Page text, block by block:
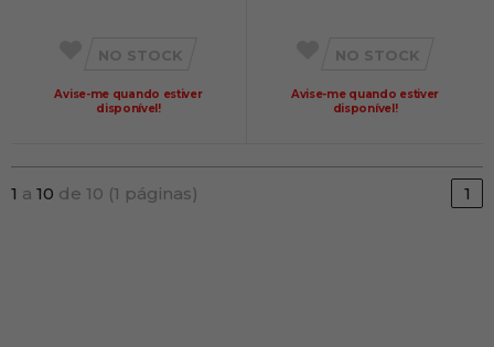
NO STOCK
Avise-me quando estiver
disponível!
NO STOCK
Avise-me quando estiver
disponível!
1 a 10 de 10 (1 páginas) 1